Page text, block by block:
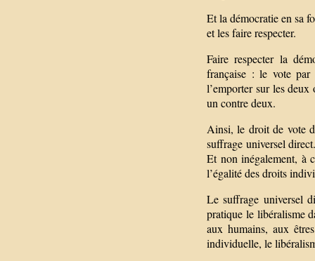
Et la démocratie en sa
et les faire respecter.
Faire respecter la
française : le vote
l’emporter sur les
un contre deux.
Ainsi, le droit de vote
suffrage universel
Et non inégalement, à
l’égalité des droits
Le suffrage universel
pratique le libéralisme
aux humains, aux
individuelle, le